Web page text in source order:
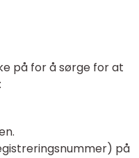
på for å sørge for at
på